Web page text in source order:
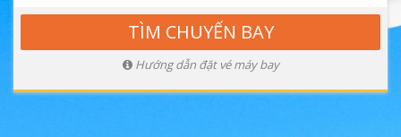
Hướng dẫn đặt vé máy bay